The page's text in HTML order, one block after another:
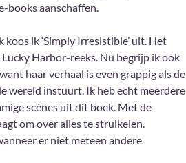
books aanschaffen.
ik ‘Simply Irresistible’ uit. Het
Harbor-reeks. Nu begrijp ik ook
haar verhaal is even grappig als de
wereld instuurt. Ik heb echt meerdere
scènes uit dit boek. Met de
om over alles te struikelen.
er niet meteen andere